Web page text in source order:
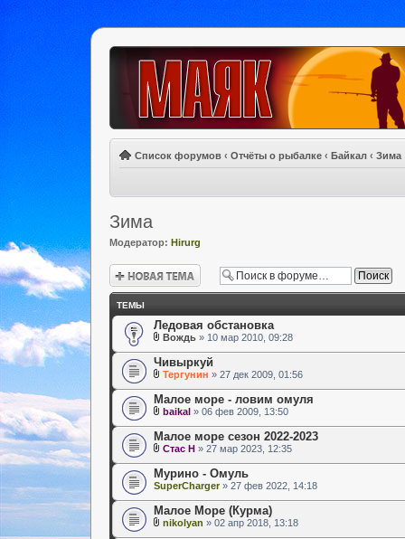
Список форумов ‹ Отчёты о рыбалке ‹ Байкал ‹ Зима
Зима
Модератор: Hirurg
Новая тема
ТЕМЫ
Ледовая обстановка
Вождь » 10 мар 2010, 09:28
Чивыркуй
Тергунин » 27 дек 2009, 01:56
Малое море - ловим омуля
baikal » 06 фев 2009, 13:50
Малое море сезон 2022-2023
Стас Н » 27 мар 2023, 12:35
Мурино - Омуль
SuperCharger» 27 фев 2022, 14:18
Малое Море (Курма)
nikolyan » 02 апр 2018, 13:18